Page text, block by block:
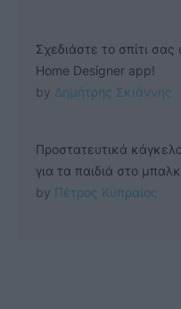
Σχεδιάστε το σπίτι
Home Designer app!
by Δημήτρης Σκιάννης
Προστατευτικά
για τα παιδιά στο
by Πέτρος Κυπραίος